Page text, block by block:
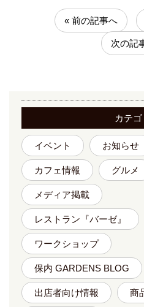
« 前の記事へ
次の記
カテ
イベント お知らせ
カフェ情報 グルメ
メディア掲載
レストラン『バーゼ』
ワークショップ
保内 GARDENS BLOG
出店者向け情報 商